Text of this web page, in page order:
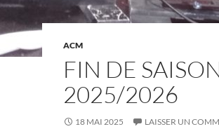
ACM
FIN DE
2025/2026
18 MAI 2025 LAISSER UN